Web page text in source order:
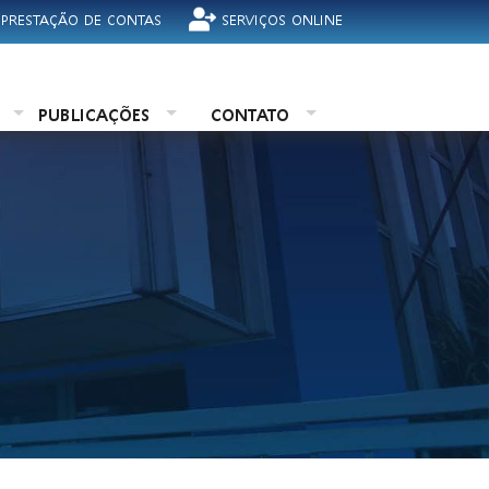
SERVIÇOS ONLINE
DE CONTAS
PUBLICAÇÕES CONTATO